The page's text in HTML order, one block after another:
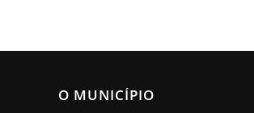
O MUNICÍPIO